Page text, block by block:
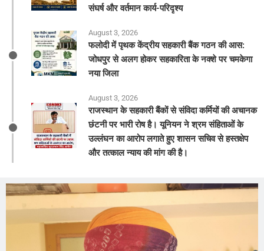
संघर्ष और वर्तमान कार्य-परिदृश्य
August 3, 2026
फलोदी में पृथक केंद्रीय सहकारी बैंक गठन की आस:
जोधपुर से अलग होकर सहकारिता के नक्शे पर चमकेगा
नया जिला
August 3, 2026
राजस्थान के सहकारी बैंकों से संविदा कर्मियों की अचानक
छंटनी पर भारी रोष है। यूनियन ने श्रम संहिताओं के
उल्लंघन का आरोप लगाते हुए शासन सचिव से हस्तक्षेप
और तत्काल न्याय की मांग की है।